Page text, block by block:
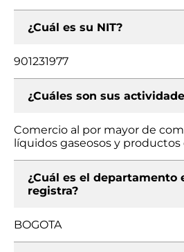
¿Cuál es su NIT?
901231977
¿Cuáles son sus
Comercio al por mayor de
líquidos gaseosos y productos
¿Cuál es el departamento
registra?
BOGOTA